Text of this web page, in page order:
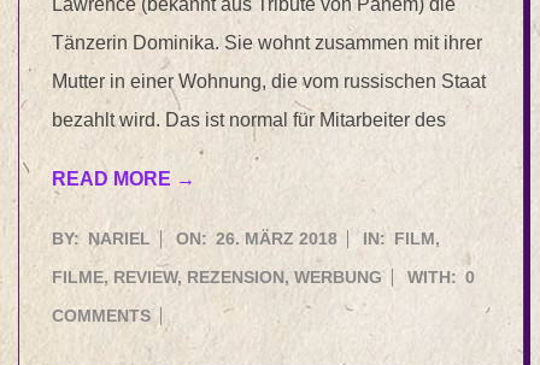
Tänzerin Dominika. Sie wohnt zusammen mit ihrer
Mutter in einer Wohnung, die vom russischen Staat
bezahlt wird. Das ist normal für Mitarbeiter des
READ MORE →
2018-
03-
26
BY: NARIEL ON: 26. MÄRZ 2018 IN: FILM ,
FILME, REVIEW, REZENSION ,WERBUNG WITH: 0
COMMENTS